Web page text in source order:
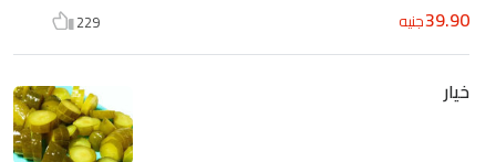
39.90جنيه 229
خيار